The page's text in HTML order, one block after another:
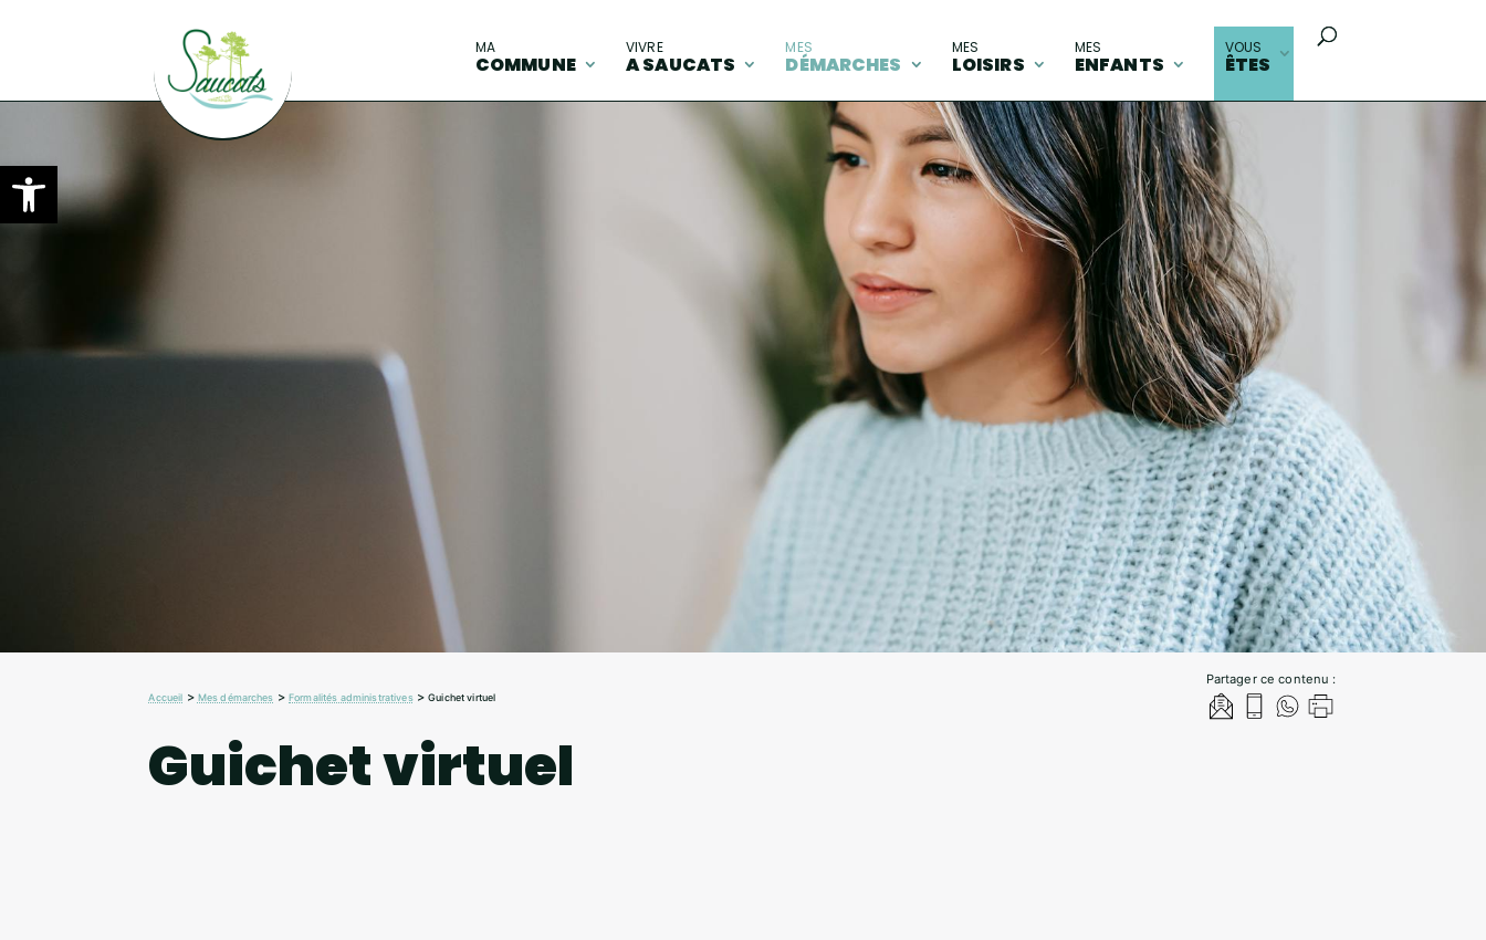
Ouvrir la barre d’outils
MA
COMMUNE
VIVRE
A SAUCATS
MES
DÉMARCHES
MES
LOISIRS
MES
ENFANTS
VOUS
ÊTES
Partager ce contenu :
Accueil > Mes démarches >Formalités administratives>Guichet virtuel
Guichet virtuel